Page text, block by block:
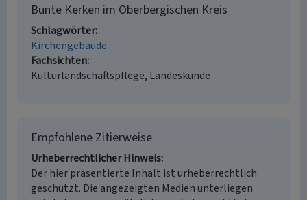
Bunte Kerken im Oberbergischen Kreis
Schlagwörter
Kirchengebäude
Fachsichten
Kulturlandschaftspflege, Landeskunde
Empfohlene Zitierweise
Urheberrechtlicher Hinweis
Der hier präsentierte Inhalt ist urheberrechtlich
geschützt. Die angezeigten Medien unterliegen